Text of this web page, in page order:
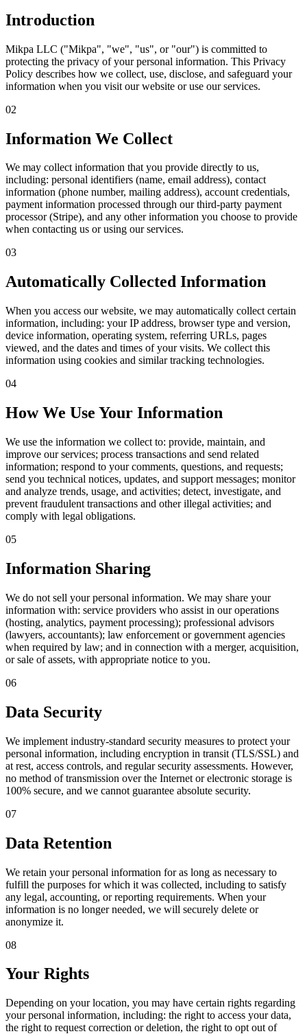
Introduction
Mikpa LLC ("Mikpa", "we", "us", or "our") is committed to
protecting the privacy of your personal information. This Privacy
Policy describes how we collect, use, disclose, and safeguard your
information when you visit our website or use our services.
02
Information We Collect
We may collect information that you provide directly to us,
including: personal identifiers (name, email address), contact
information (phone number, mailing address), account credentials,
payment information processed through our third-party payment
processor (Stripe), and any other information you choose to provide
when contacting us or using our services.
03
Automatically Collected Information
When you access our website, we may automatically collect certain
information, including: your IP address, browser type and version,
device information, operating system, referring URLs, pages
viewed, and the dates and times of your visits. We collect this
information using cookies and similar tracking technologies.
04
How We Use Your Information
We use the information we collect to: provide, maintain, and
improve our services; process transactions and send related
information; respond to your comments, questions, and requests;
send you technical notices, updates, and support messages; monitor
and analyze trends, usage, and activities; detect, investigate, and
prevent fraudulent transactions and other illegal activities; and
comply with legal obligations.
05
Information Sharing
We do not sell your personal information. We may share your
information with: service providers who assist in our operations
(hosting, analytics, payment processing); professional advisors
(lawyers, accountants); law enforcement or government agencies
when required by law; and in connection with a merger, acquisition,
or sale of assets, with appropriate notice to you.
06
Data Security
We implement industry-standard security measures to protect your
personal information, including encryption in transit (TLS/SSL) and
at rest, access controls, and regular security assessments. However,
no method of transmission over the Internet or electronic storage is
100% secure, and we cannot guarantee absolute security.
07
Data Retention
We retain your personal information for as long as necessary to
fulfill the purposes for which it was collected, including to satisfy
any legal, accounting, or reporting requirements. When your
information is no longer needed, we will securely delete or
anonymize it.
08
Your Rights
Depending on your location, you may have certain rights regarding
your personal information, including: the right to access your data,
the right to request correction or deletion, the right to opt out of